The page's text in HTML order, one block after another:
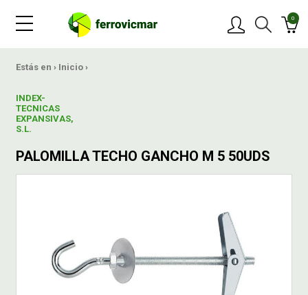
0
Estás en › Inicio ›
INDEX-
TECNICAS
EXPANSIVAS,
S.L.
PALOMILLA TECHO GANCHO M 5 50UDS
OFERTAS
CONTACTAR